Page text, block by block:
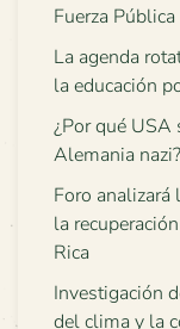
Fuerza
La agenda
la educación
¿Por qué USA
Alemania nazi?
Foro
la
Rica
Investigación
del clima y la